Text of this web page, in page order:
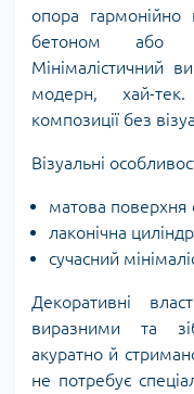
опора
бетоном або
Мінімалістичний
модерн, хай-тек.
композиції без
Візуальні
матова поверхня
лаконічна
сучасний
Декоративні
виразними та
акуратно й
не потребує